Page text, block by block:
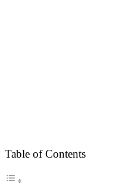
Table of Contents